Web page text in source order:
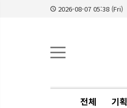
2026-08-07 05:38 (Fri)
전체 기획